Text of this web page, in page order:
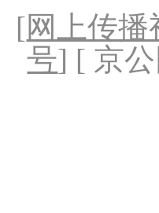
[网上传
号] [ 京